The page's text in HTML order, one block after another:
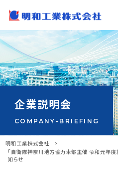
企業説明会
COMPANY-BRIEFING
明和工業株式会社
>
「自衛隊神奈川地方協力本部主催 令和元年度
知らせ